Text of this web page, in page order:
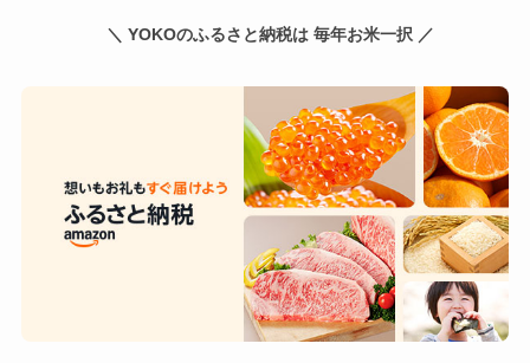
＼ YOKOのふるさと納税は 毎年お米一択 ／